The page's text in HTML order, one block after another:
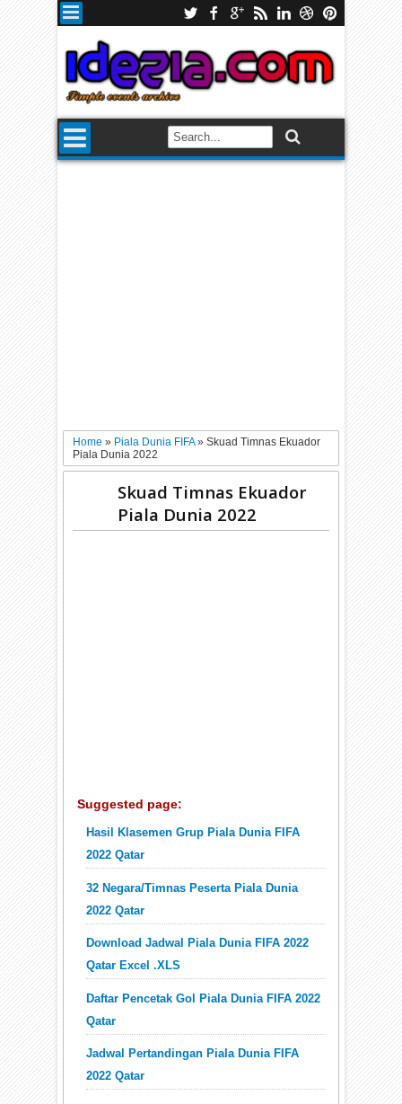
Home» Piala Dunia FIFA»Skuad Timnas Ekuador
Piala Dunia 2022
Skuad Timnas Ekuador
Piala Dunia 2022
Suggested page:
Hasil Klasemen Grup Piala Dunia FIFA
2022 Qatar
32 Negara/Timnas Peserta Piala Dunia
2022 Qatar
Download Jadwal Piala Dunia FIFA 2022
Qatar Excel .XLS
Daftar Pencetak Gol Piala Dunia FIFA 2022
Qatar
Jadwal Pertandingan Piala Dunia FIFA
2022 Qatar